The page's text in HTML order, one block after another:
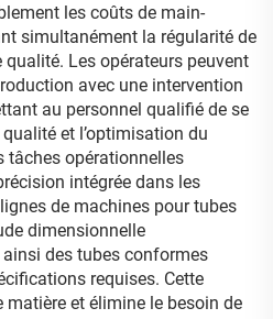
les coûts de main-
simultanément la régularité de
Les opérateurs peuvent
avec une intervention
au personnel qualifié de se
et l’optimisation du
tâches opérationnelles
intégrée dans les
de machines pour tubes
dimensionnelle
des tubes conformes
requises. Cette
et élimine le besoin de